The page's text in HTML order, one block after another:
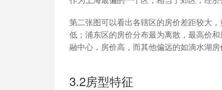
第二张图可以看出各辖区的房价差距较大
低；浦东区的房价分布最为离散，最高价
融中心，房价高，而其他偏远的如滴水湖
3.2房型特征